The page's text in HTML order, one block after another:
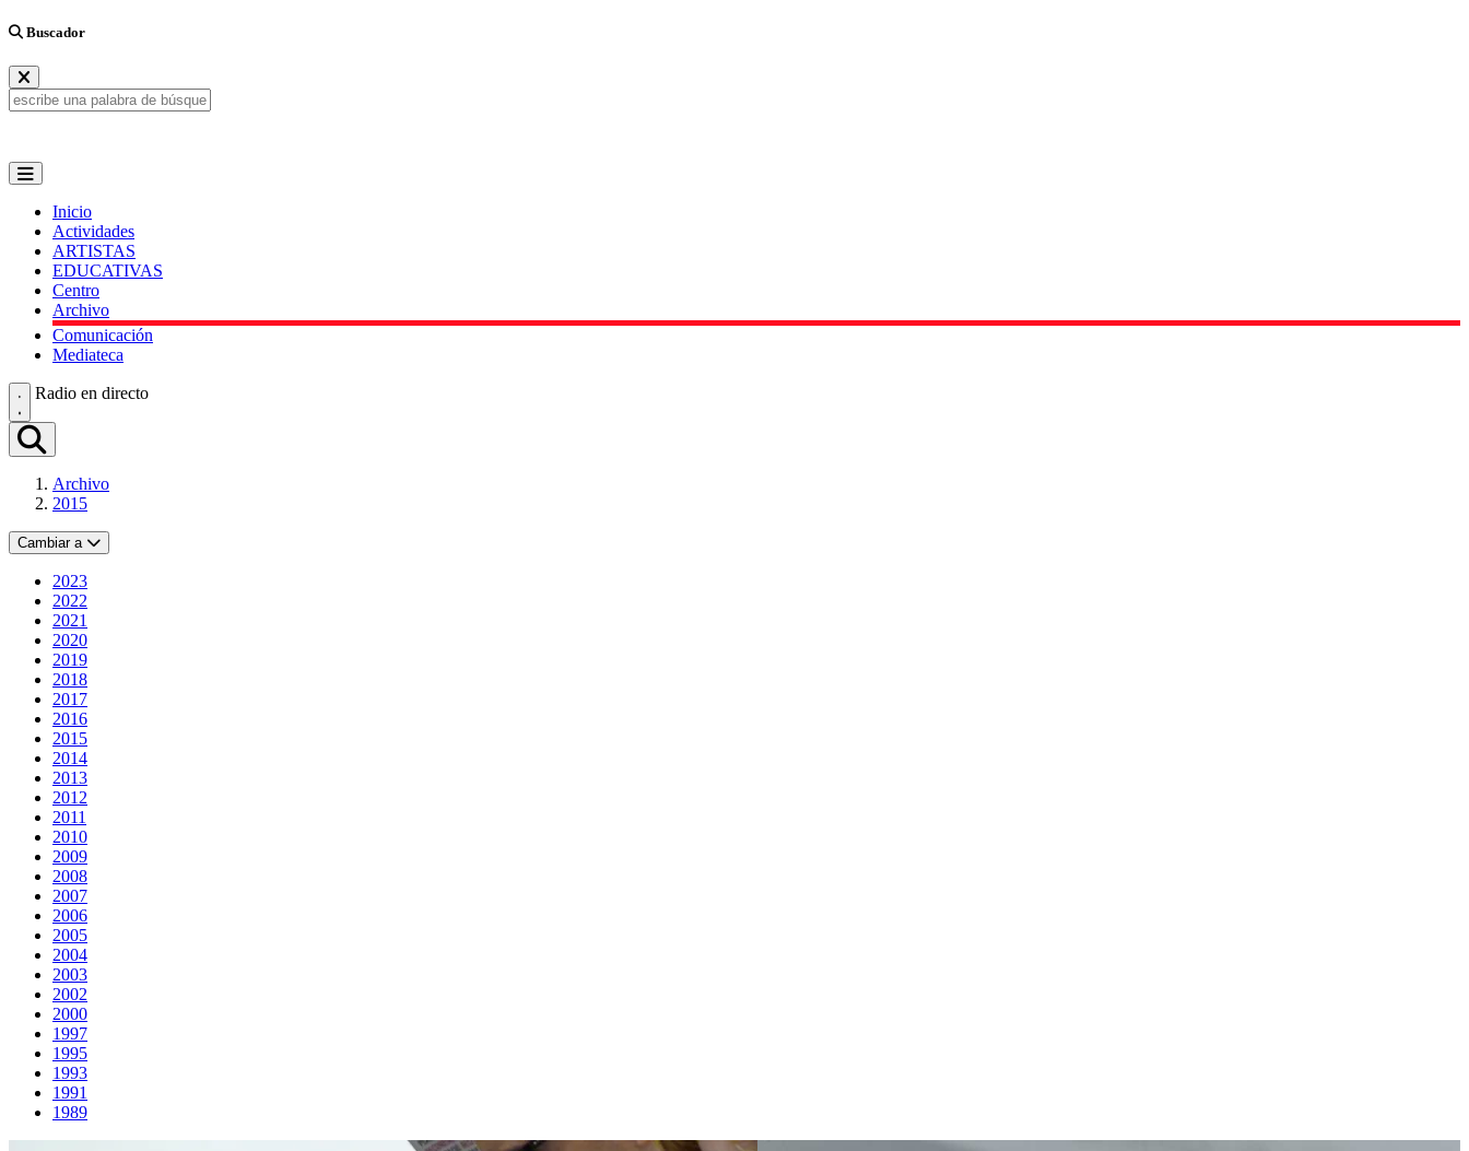
Buscador
Inicio
Actividades
ARTISTAS
EDUCATIVAS
Centro
Archivo
Comunicación
Mediateca
Radio en directo
Archivo
2015
Cambiar a
2023
2022
2021
2020
2019
2018
2017
2016
2015
2014
2013
2012
2011
2010
2009
2008
2007
2006
2005
2004
2003
2002
2000
1997
1995
1993
1991
1989